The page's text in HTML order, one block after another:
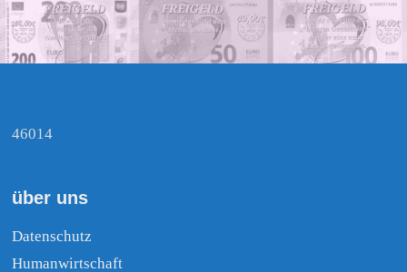
46014
über uns
Datenschutz
Humanwirtschaft